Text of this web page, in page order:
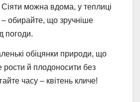
Сіяти можна вдома, у теплиці
– обирайте, що зручніше
погоди.
обіцянки природи, що
й плодоносити без
часу – квітень кличе!